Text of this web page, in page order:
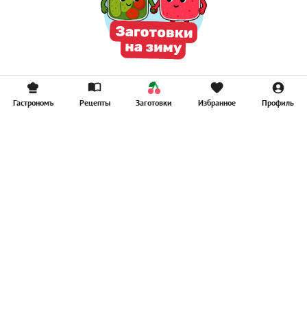
Гастрономъ Рецепты Заготовки Избранное Профиль